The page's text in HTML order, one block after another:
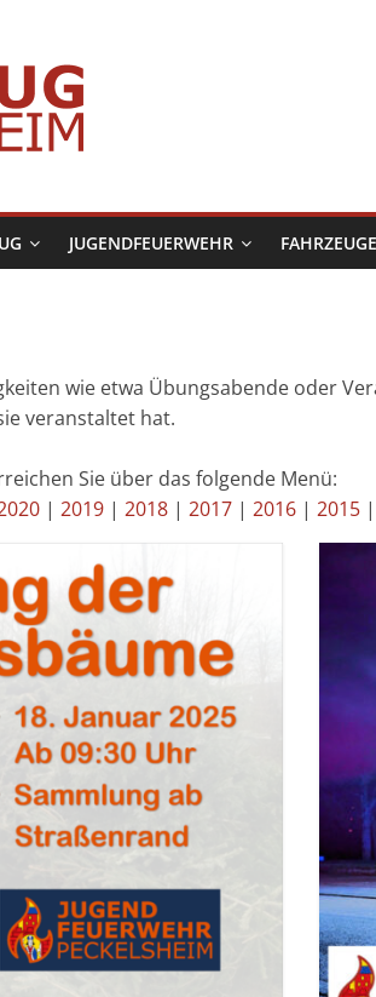
JUGENDFEUERWEHR FAHRZEUGE
wie etwa Übungsabende oder
veranstaltet hat.
Sie über das folgende Menü:
| 2019 | 2018 | 2017 | 2016 | 2015 |